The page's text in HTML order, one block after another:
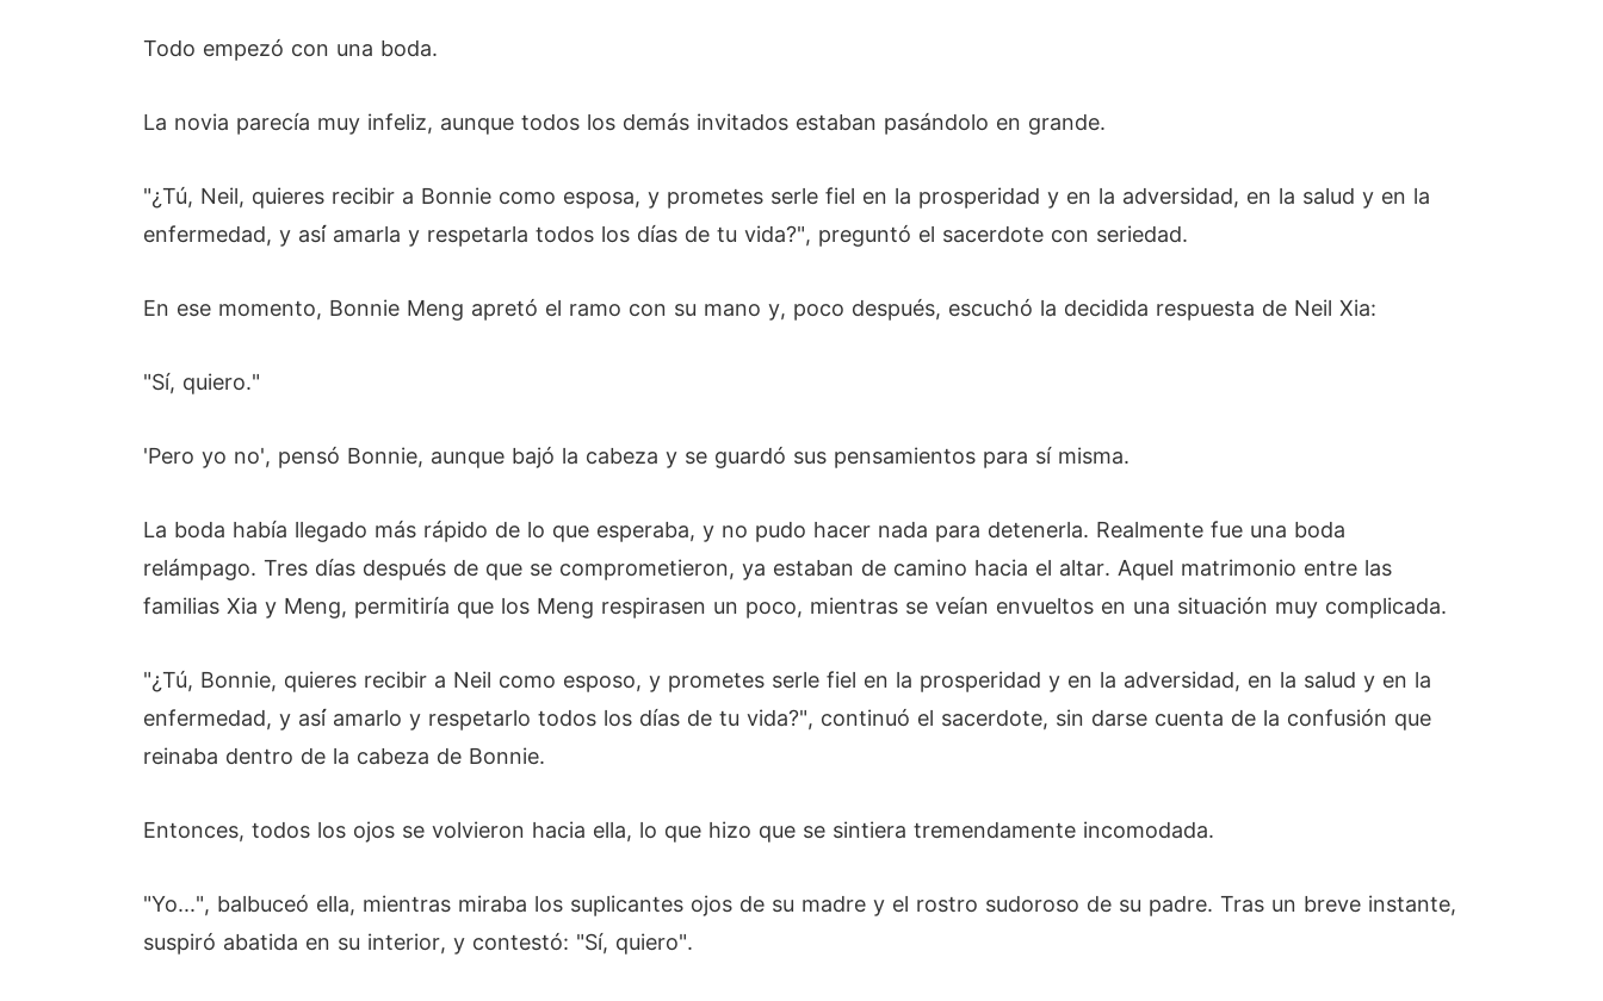
Todo empezó con una boda.
La novia parecía muy infeliz, aunque todos los demás invitados estaban pasándolo en grande.
"¿Tú, Neil, quieres recibir a Bonnie como esposa, y prometes serle fiel en la prosperidad y en la adversidad, en la salud y en la
enfermedad, y así́ amarla y respetarla todos los días de tu vida?", preguntó el sacerdote con seriedad.
En ese momento, Bonnie Meng apretó el ramo con su mano y, poco después, escuchó la decidida respuesta de Neil Xia:
"Sí, quiero."
'Pero yo no', pensó Bonnie, aunque bajó la cabeza y se guardó sus pensamientos para sí misma.
La boda había llegado más rápido de lo que esperaba, y no pudo hacer nada para detenerla. Realmente fue una boda
relámpago. Tres días después de que se comprometieron, ya estaban de camino hacia el altar. Aquel matrimonio entre las
familias Xia y Meng, permitiría que los Meng respirasen un poco, mientras se veían envueltos en una situación muy complicada.
"¿Tú, Bonnie, quieres recibir a Neil como esposo, y prometes serle fiel en la prosperidad y en la adversidad, en la salud y en la
enfermedad, y así́ amarlo y respetarlo todos los días de tu vida?", continuó el sacerdote, sin darse cuenta de la confusión que
reinaba dentro de la cabeza de Bonnie.
Entonces, todos los ojos se volvieron hacia ella, lo que hizo que se sintiera tremendamente incomodada.
"Yo...", balbuceó ella, mientras miraba los suplicantes ojos de su madre y el rostro sudoroso de su padre. Tras un breve instante,
suspiró abatida en su interior, y contestó: "Sí, quiero".